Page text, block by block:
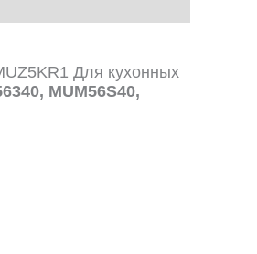
Для кухонных
MUM56S40,